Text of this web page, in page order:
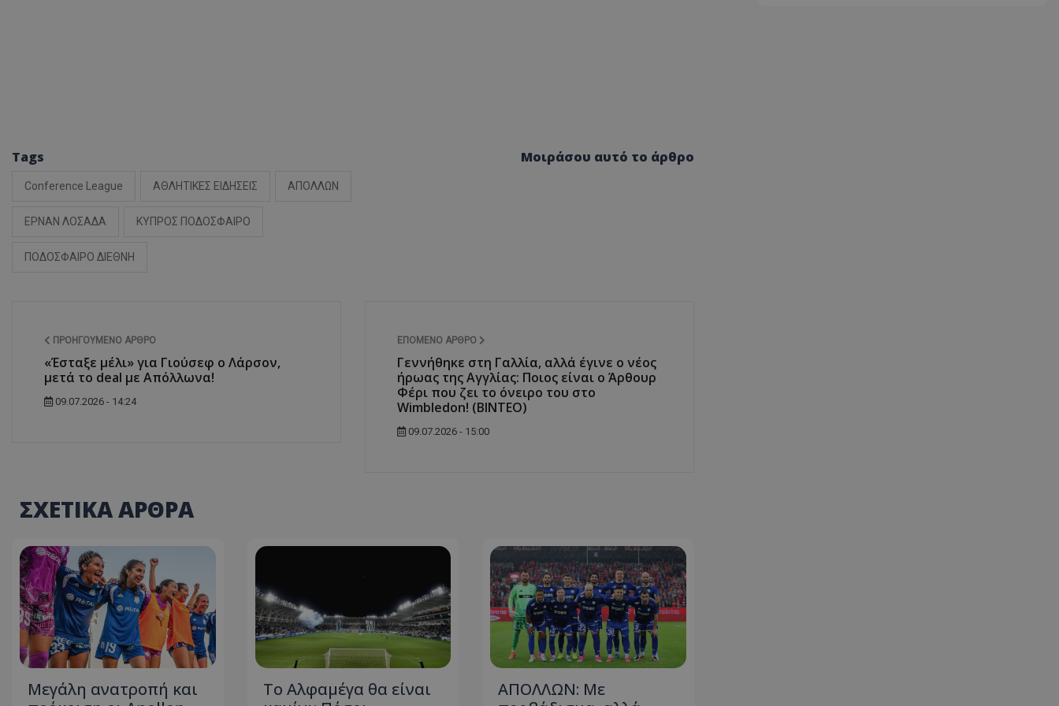
Tags
Conference League ΑΘΛΗΤΙΚΕΣ ΕΙΔΗΣΕΙΣ ΑΠΟΛΛΩΝ
ΕΡΝΑΝ ΛΟΣΑΔΑ ΚΥΠΡΟΣ ΠΟΔΟΣΦΑΙΡΟ
ΠΟΔΟΣΦΑΙΡΟ ΔΙΕΘΝΗ
Μοιράσου αυτό το άρθρο
ΠΡΟΗΓΟΎΜΕΝΟ ΆΡΘΡΟ
«Έσταξε μέλι» για Γιούσεφ ο Λάρσον,
μετά το deal με Απόλλωνα!
09.07.2026 - 14:24
ΕΠΌΜΕΝΟ ΆΡΘΡΟ
Γεννήθηκε στη Γαλλία, αλλά έγινε ο νέος
ήρωας της Αγγλίας: Ποιος είναι ο Άρθουρ
Φέρι που ζει το όνειρο του στο
Wimbledon! (ΒΙΝΤΕΟ)
09.07.2026 - 15:00
ΣΧΕΤΙΚΑ ΑΡΘΡΑ
Μεγάλη ανατροπή και
Το Αλφαμέγα θα είναι
ΑΠΟΛΛΩΝ: Με